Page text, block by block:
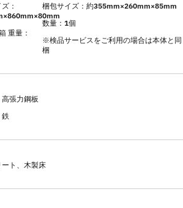
：
重量：
梱包サイズ：約355mm×260mm×85mm
数量：1個
※検品サービスをご利用の場合は本体と同
梱
張力鋼板
ート、木製床